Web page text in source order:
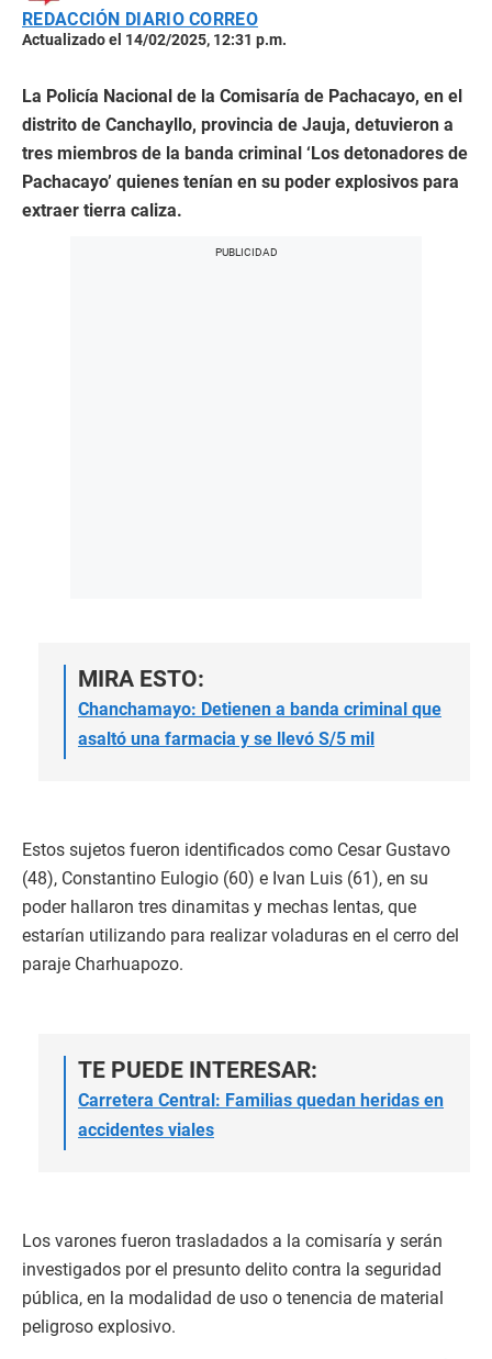
REDACCIÓN DIARIO CORREO
Actualizado el 14/02/2025, 12:31 p.m.
La Policía Nacional de la Comisaría de Pachacayo, en el
distrito de Canchayllo, provincia de Jauja, detuvieron a
tres miembros de la banda criminal ‘Los detonadores de
Pachacayo’ quienes tenían en su poder explosivos para
extraer tierra caliza.
MIRA ESTO:
Chanchamayo: Detienen a banda criminal que
asaltó una farmacia y se llevó S/5 mil
Estos sujetos fueron identificados como Cesar Gustavo
(48), Constantino Eulogio (60) e Ivan Luis (61), en su
poder hallaron tres dinamitas y mechas lentas, que
estarían utilizando para realizar voladuras en el cerro del
paraje Charhuapozo.
TE PUEDE INTERESAR:
Carretera Central: Familias quedan heridas en
accidentes viales
Los varones fueron trasladados a la comisaría y serán
investigados por el presunto delito contra la seguridad
pública, en la modalidad de uso o tenencia de material
peligroso explosivo.